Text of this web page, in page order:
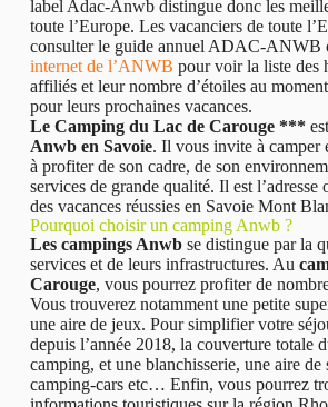
label Adac-Anwb distingue donc les
toute l’Europe. Les vacanciers de toute
consulter le guide annuel ADAC-ANWB
internet de l’ANWB pour voir la liste des
affiliés et leur nombre d’étoiles au
pour leurs prochaines vacances.
Le Camping du Lac de Carouge ***
Anwb en Savoie. Il vous invite à camper
à profiter de son cadre, de son
services de grande qualité. Il est
des vacances réussies en Savoie Mont
Pourquoi choisir un camping Anwb ?
Les campings Anwbse distingue par la
services et de leurs infrastructures. Au
Carouge, vous pourrez profiter de
Vous trouverez notamment une petite
une aire de jeux. Pour simplifier votre
depuis l’année 2018, la couverture totale
camping, et une blanchisserie, une aire de
camping-cars etc… Enfin, vous pourrez